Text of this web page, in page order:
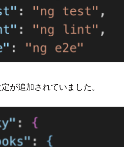
が追加されていました。